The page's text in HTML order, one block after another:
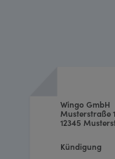
Wingo GmbH
Musterstraße
12345
Kündigung